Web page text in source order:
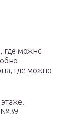
где можно
где можно
№39